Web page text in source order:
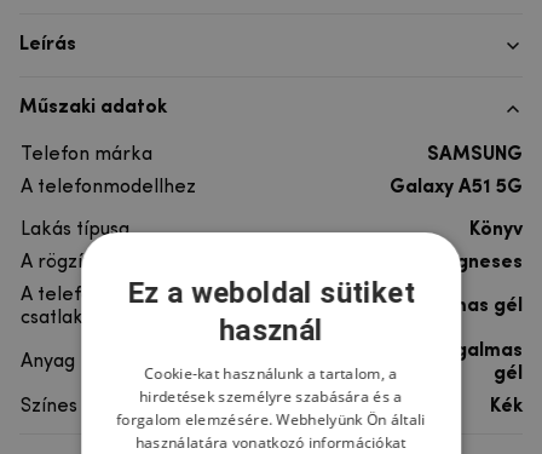
Leírás
Műszaki adatok
Telefon márka
SAMSUNG
A telefonmodellhez
Galaxy A51 5G
Lakás típusa
Könyv
A rögzítés típusa
Mágneses
A telefon
csatlakoztatása
rugalmas gél
Anyag
szintetikus bőr, rugalmas
gél
Színes
Kék
Ez a weboldal sütiket
használ
Cookie-kat használunk a tartalom, a
hirdetések személyre szabására és a
forgalom elemzésére. Webhelyünk Ön általi
használatára vonatkozó információkat